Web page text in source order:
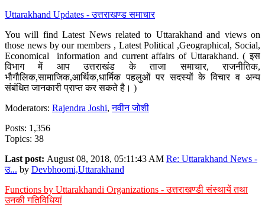
Uttarakhand Updates - उत्तराखण्ड समाचार
You will find Latest News related to Uttarakhand and views on
those news by our members , Latest Political ,Geographical, Social,
Economical information and current affairs of Uttarakhand. ( इस
विभाग में आप उत्तराखंड के ताजा समाचार, राजनीतिक,
भौगौलिक,सामाजिक,आर्थिक,धार्मिक पहलुओं पर सदस्यों के विचार व अन्य
संबंधित जानकारी प्राप्त कर सकते है। )
Moderators: Rajendra Joshi,नवीन जोशी
Posts: 1,356
Topics: 38
Last post: August 08, 2018, 05:11:43 AM Re: Uttarakhand News -
उ... by Devbhoomi,Uttarakhand
Functions by Uttarakhandi Organizations - उत्तराखण्डी संस्थायें तथा
उनकी गतिविधियां